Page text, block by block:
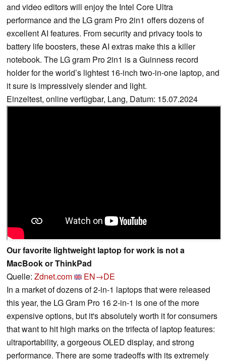
and video editors will enjoy the Intel Core Ultra
performance and the LG gram Pro 2in1 offers dozens of
excellent AI features. From security and privacy tools to
battery life boosters, these AI extras make this a killer
notebook. The LG gram Pro 2in1 is a Guinness record
holder for the world’s lightest 16-inch two-in-one laptop, and
it sure is impressively slender and light.
Einzeltest, online verfügbar, Lang, Datum: 15.07.2024
Our favorite lightweight laptop for work is not a
MacBook or ThinkPad
Quelle: Zdnet.com
EN→DE
In a market of dozens of 2-in-1 laptops that were released
this year, the LG Gram Pro 16 2-in-1 is one of the more
expensive options, but it's absolutely worth it for consumers
that want to hit high marks on the trifecta of laptop features:
ultraportability, a gorgeous OLED display, and strong
performance. There are some tradeoffs with its extremely